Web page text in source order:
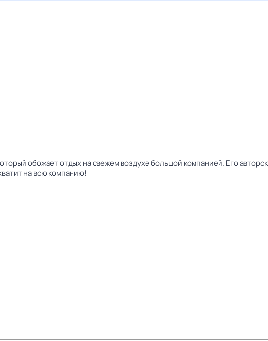
обожает отдых на свежем воздухе большой компанией. Его
на всю компанию!